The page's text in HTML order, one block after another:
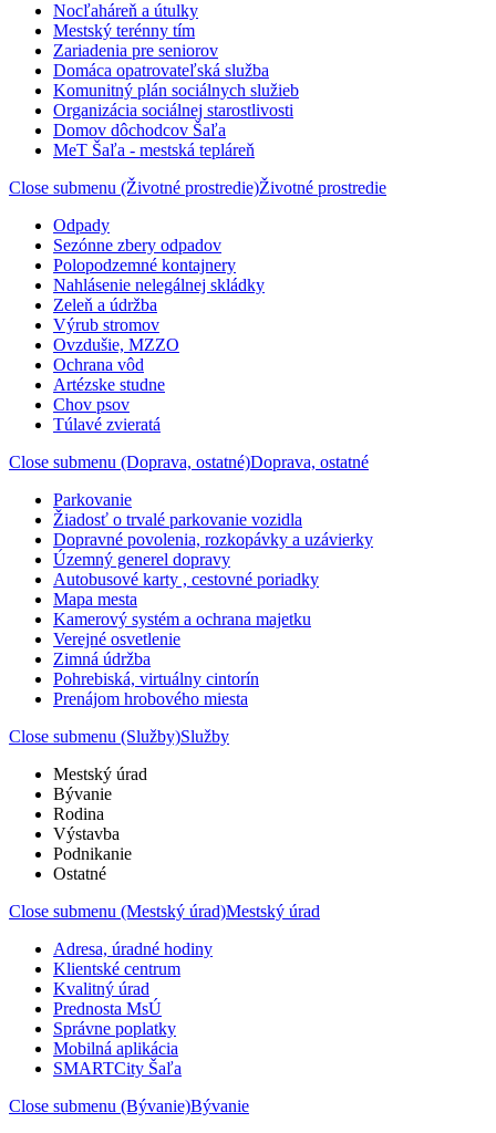
Nocľaháreň a útulky
Mestský terénny tím
Zariadenia pre seniorov
Domáca opatrovateľská služba
Komunitný plán sociálnych služieb
Organizácia sociálnej starostlivosti
Domov dôchodcov Šaľa
MeT Šaľa - mestská tepláreň
Close submenu (Životné prostredie)Životné prostredie
Odpady
Sezónne zbery odpadov
Polopodzemné kontajnery
Nahlásenie nelegálnej skládky
Zeleň a údržba
Výrub stromov
Ovzdušie, MZZO
Ochrana vôd
Artézske studne
Chov psov
Túlavé zvieratá
Close submenu (Doprava, ostatné)Doprava, ostatné
Parkovanie
Žiadosť o trvalé parkovanie vozidla
Dopravné povolenia, rozkopávky a uzávierky
Územný generel dopravy
Autobusové karty , cestovné poriadky
Mapa mesta
Kamerový systém a ochrana majetku
Verejné osvetlenie
Zimná údržba
Pohrebiská, virtuálny cintorín
Prenájom hrobového miesta
Close submenu (Služby)Služby
Mestský úrad
Bývanie
Rodina
Výstavba
Podnikanie
Ostatné
Close submenu (Mestský úrad)Mestský úrad
Adresa, úradné hodiny
Klientské centrum
Kvalitný úrad
Prednosta MsÚ
Správne poplatky
Mobilná aplikácia
SMARTCity Šaľa
Close submenu (Bývanie)Bývanie